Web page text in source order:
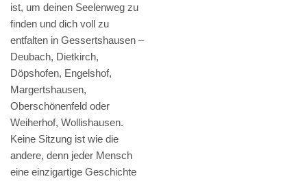
ist, um deinen Seelenweg zu
finden und dich voll zu
entfalten in Gessertshausen –
Deubach, Dietkirch,
Döpshofen, Engelshof,
Margertshausen,
Oberschönenfeld oder
Weiherhof, Wollishausen.
Keine Sitzung ist wie die
andere, denn jeder Mensch
eine einzigartige Geschichte